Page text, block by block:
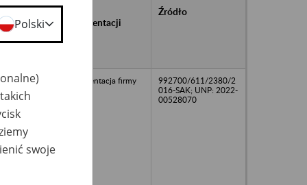
w
dokumentacji
Źródło
Dokumentacja firmy
992700/611/2380/2
016-SAK; UNP: 2022-
00528070
Polski
swoje